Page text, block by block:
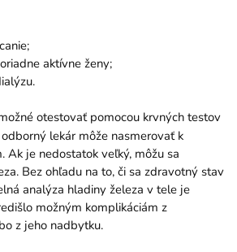
aktívne ženy;
otestovať pomocou krvných testov
lekár môže nasmerovať k
Ak je nedostatok veľký, môžu sa
Bez ohľadu na to, či sa zdravotný stav
analýza hladiny železa v tele je
možným komplikáciám z
z jeho nadbytku.